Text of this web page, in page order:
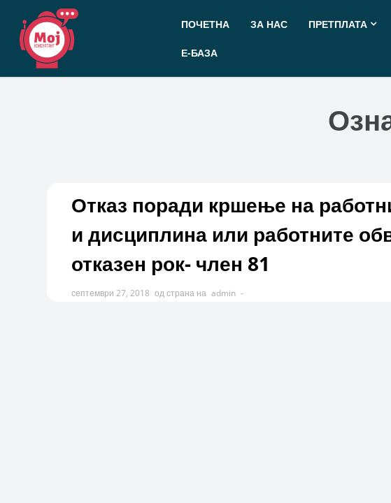
Прескокнете
содржината
ПОЧЕТНА ЗА НАС ПРЕТПЛАТА
Е-БАЗА
Отказ поради кршење на
и дисциплина или работните
отказен рок- член 81
септември 27, 2018 од страна на admin -